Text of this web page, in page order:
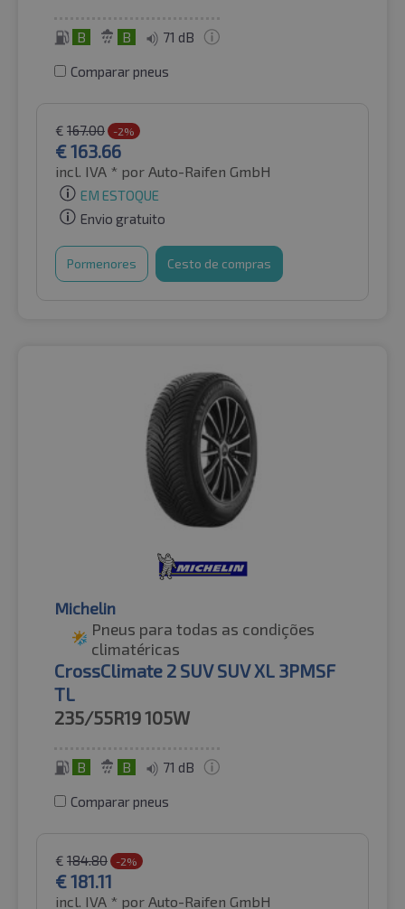
B B 71 dB
Comparar pneus
€ 167.00 -2%
€163.66
incl. IVA * por Auto-Raifen GmbH
EM ESTOQUE
Envio gratuito
Pormenores Cesto de compras
Michelin
Pneus para todas as condições
climatéricas
CrossClimate 2 SUV SUV XL 3PMSF
TL
235/55R19105W
B B 71 dB
Comparar pneus
€ 184.80 -2%
€181.11
incl. IVA * por Auto-Raifen GmbH